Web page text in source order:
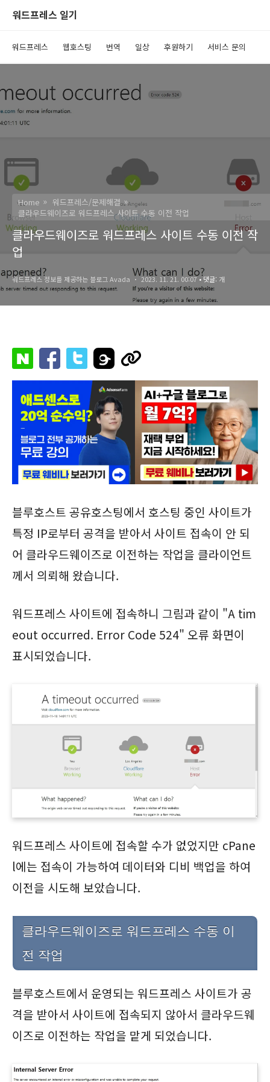
워드프레스 일기
워드프레스 웹호스팅 번역 일상 후원하기 서비스 문의
Home
워드프레스/문제해결
클라우드웨이즈로 워드프레스 사이트 수동 이전 작업
클라우드웨이즈로 워드프레스 사이트 수동 이전 작
업
워드프레스 정보를 제공하는 블로그 Avada 2023. 11. 21. 00:07 • 댓글: 개
블루호스트 공유호스팅에서 호스팅 중인 사이트가
특정 IP로부터 공격을 받아서 사이트 접속이 안 되
어 클라우드웨이즈로 이전하는 작업을 클라이언트
께서 의뢰해 왔습니다.
워드프레스 사이트에 접속하니 그림과 같이 "A tim
eout occurred. Error Code 524" 오류 화면이
표시되었습니다.
워드프레스 사이트에 접속할 수가 없었지만 cPane
l에는 접속이 가능하여 데이터와 디비 백업을 하여
이전을 시도해 보았습니다.
클라우드웨이즈로 워드프레스 수동 이
전 작업
블루호스트에서 운영되는 워드프레스 사이트가 공
격을 받아서 사이트에 접속되지 않아서 클라우드웨
이즈로 이전하는 작업을 맡게 되었습니다.